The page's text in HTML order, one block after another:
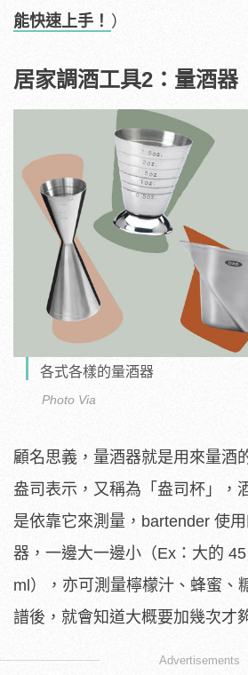
能快速上手！ ）
居家調酒工具2：量酒器
各式各樣的量酒器
Photo Via
顧名思義，量酒器就是用來量酒
盎司表示，又稱為「盎司杯」，
是依靠它來測量，bartender 使
器，一邊大一邊小（Ex：大的
ml），亦可測量檸檬汁、蜂蜜、
譜後，就會知道大概要加幾次才
Advertisements